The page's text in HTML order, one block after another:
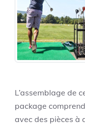
L’assemblage de
package
avec des pièces à